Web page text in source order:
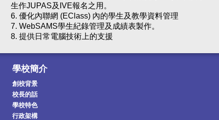
生作JUPAS及IVE報名之用。
6. 優化內聯網 (EClass) 內的學生及教學資料管理
7. WebSAMS學生紀錄管理及成績表製作。
8. 提供日常電腦技術上的支援
學校簡介
創校背景
校長的話
學校特色
行政架構